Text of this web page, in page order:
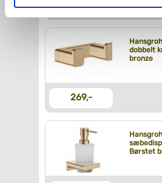
Du kan se mere om, hvordan vi
personoplysninger, ved at klikke
707,-
dobbelt
bronze
269,-
Børstet